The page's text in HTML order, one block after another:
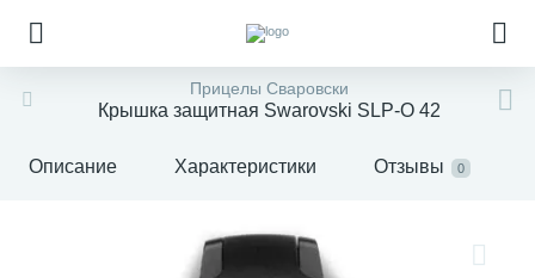
Прицелы Сваровски
Крышка защитная Swarovski SLP-O 42
Описание Характеристики Отзывы 0